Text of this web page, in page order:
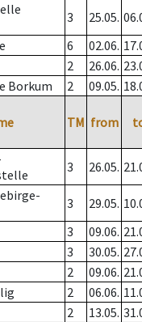
3 25.05.
6 02.06.
2 26.06.
Borkum 2 09.05.
TM from
3 26.05.
3 29.05.
3 09.06.
3 30.05.
2 09.06.
2 06.06.
2 13.05.